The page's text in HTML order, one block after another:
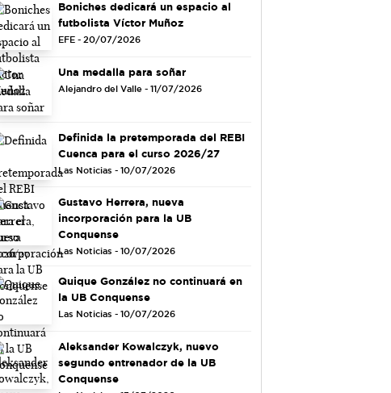
Boniches dedicará un espacio al
futbolista Víctor Muñoz
EFE - 20/07/2026
Una medalla para soñar
Alejandro del Valle - 11/07/2026
Definida la pretemporada del REBI
Cuenca para el curso 2026/27
Las Noticias - 10/07/2026
Gustavo Herrera, nueva
incorporación para la UB
Conquense
Las Noticias - 10/07/2026
Quique González no continuará en
la UB Conquense
Las Noticias - 10/07/2026
Aleksander Kowalczyk, nuevo
segundo entrenador de la UB
Conquense